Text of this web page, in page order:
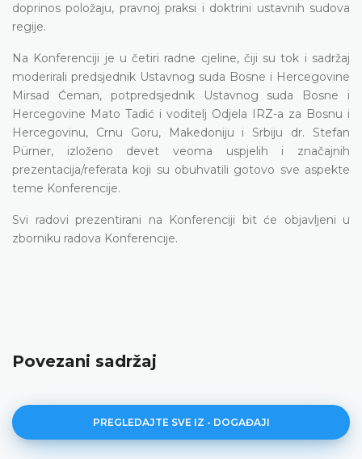
doprinos položaju, pravnoj praksi i doktrini ustavnih sudova
regije.
Na Konferenciji je u četiri radne cjeline, čiji su tok i sadržaj
moderirali predsjednik Ustavnog suda Bosne i Hercegovine
Mirsad Ćeman, potpredsjednik Ustavnog suda Bosne i
Hercegovine Mato Tadić i voditelj Odjela IRZ-a za Bosnu i
Hercegovinu, Crnu Goru, Makedoniju i Srbiju
dr. Stefan
Pürner, izloženo devet veoma uspjelih i značajnih
prezentacija/referata koji su obuhvatili gotovo sve aspekte
teme Konferencije.
Svi radovi prezentirani na Konferenciji bit će objavljeni u
zborniku radova Konferencije.
Povezani sadržaj
PREGLEDAJTE SVE IZ - DOGAĐAJI